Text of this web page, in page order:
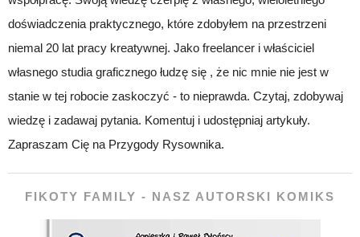
doświadczenia praktycznego, które zdobyłem na przestrzeni
niemal 20 lat pracy kreatywnej. Jako freelancer i właściciel
własnego studia graficznego łudzę się , że nic mnie nie jest w
stanie w tej robocie zaskoczyć - to nieprawda. Czytaj, zdobywaj
wiedzę i zadawaj pytania. Komentuj i udostępniaj artykuły.
Zapraszam Cię na Przygody Rysownika.
FIKOTY FAMILY - NASZ AUTORSKI KOMIKS